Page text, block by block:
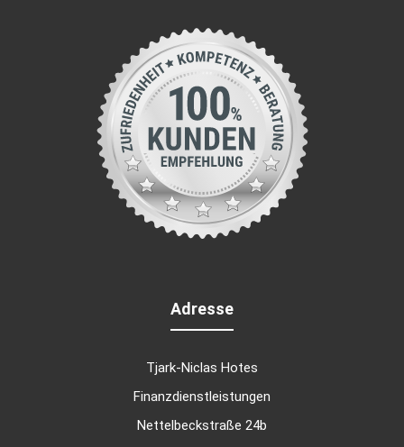
Adresse
Tjark-Niclas Hotes
Finanzdienstleistungen
Nettelbeckstraße 24b